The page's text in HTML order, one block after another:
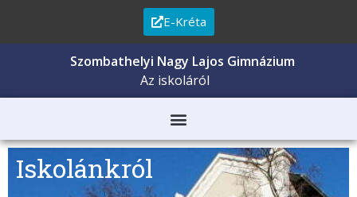
E-Kréta
Szombathelyi Nagy Lajos Gimnázium
Az iskoláról
Iskolánkról